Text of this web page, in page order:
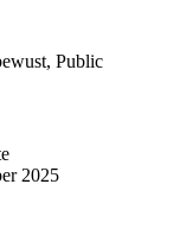
Public
2025